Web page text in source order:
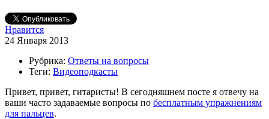
Нравится
24 Января 2013
Рубрика: Ответы на вопросы
Теги: Видеоподкасты
Привет, привет, гитаристы! В сегодняшнем посте я отвечу на
ваши часто задаваемые вопросы по бесплатным упражнениям
для пальцев.